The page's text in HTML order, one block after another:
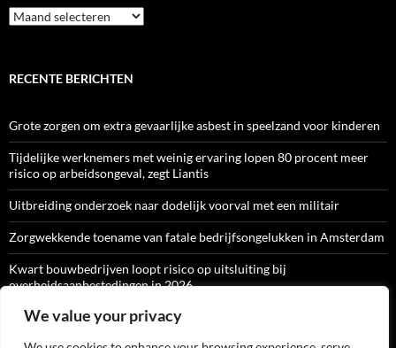
We value your privacy
Archief
RECENTE BERICHTEN
Grote zorgen om extra gevaarlijke asbest in speelzand voor kinderen
Tijdelijke werknemers met weinig ervaring lopen 80 procent meer
risico op arbeidsongeval, zegt Liantis
Uitbreiding onderzoek naar dodelijk voorval met een militair
Zorgwekkende toename van fatale bedrijfsongelukken in Amsterdam
Kwart bouwbedrijven loopt risico op uitsluiting bij
overheidsaanbestedingen in 2026